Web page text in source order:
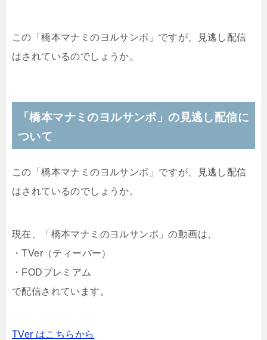
この「橋本マナミのヨルサンポ」ですが、見逃し配信
はされているのでしょうか。
「橋本マナミのヨルサンポ」の見逃し配信に
ついて
この「橋本マナミのヨルサンポ」ですが、見逃し配信
はされているのでしょうか。
現在、「橋本マナミのヨルサンポ」の動画は、
・TVer（ティーバー）
・ FODプレミアム
で配信されています。
TVer はこちらから